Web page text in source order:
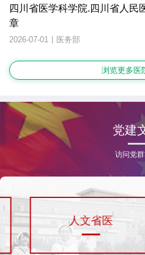
四川省医学科学院.四川省人民
章
2026-07-01 | 医务部
浏览更多医
党建
访问党
人文省医